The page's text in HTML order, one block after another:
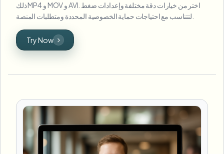
ذلك MP4 و MOV و AVI. اختر من خيارات دقة مختلفة وإعدادات ضغط
Try Now